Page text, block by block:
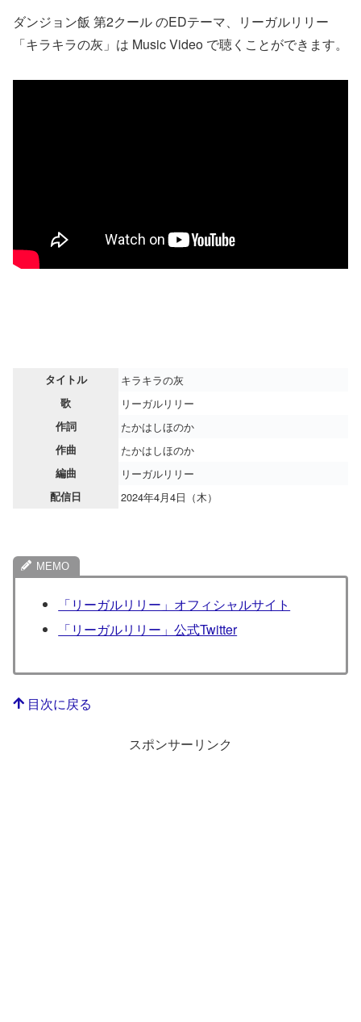
ダンジョン飯 第2クール のEDテーマ、リーガルリリー
「キラキラの灰」は Music Video で聴くことができます。
タイトル キラキラの灰
歌 リーガルリリー
作詞 たかはしほのか
作曲 たかはしほのか
編曲 リーガルリリー
配信日 2024年4月4日（木）
「リーガルリリー」オフィシャルサイト
「リーガルリリー」公式Twitter
目次に戻る
スポンサーリンク